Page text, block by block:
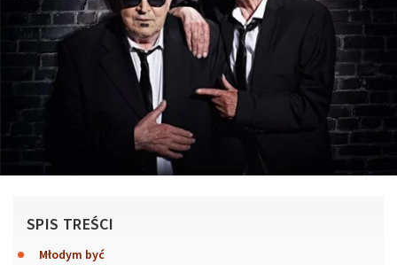
SPIS TREŚCI
Młodym być